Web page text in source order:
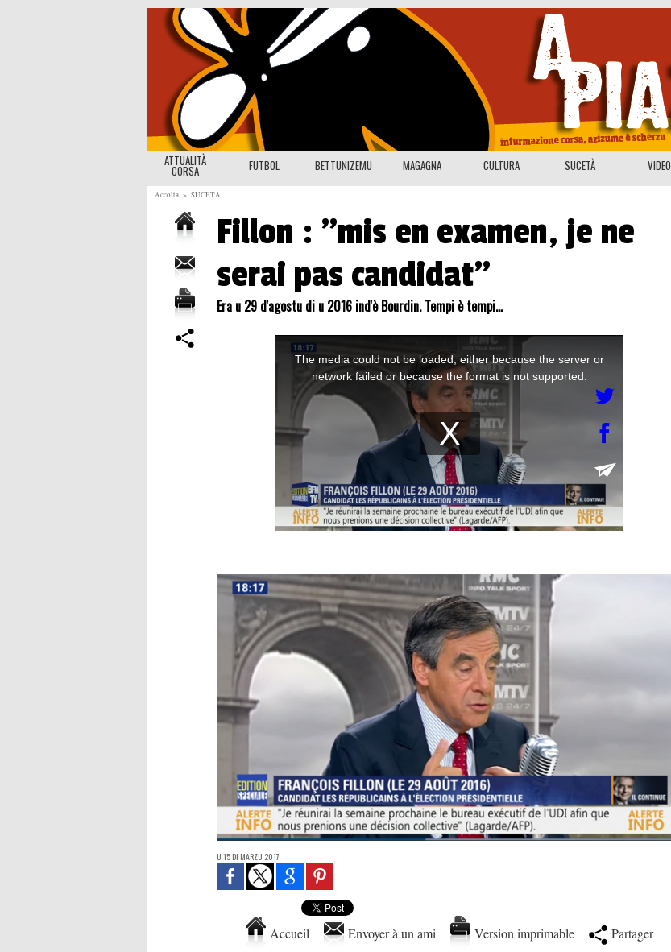
ATTUALITÀ
CORSA FUTBOL BETTUNIZEMU MAGAGNA CULTURA SUCETÀ VIDEO
Accolta > SUCETÀ
Fillon : "mis en examen, je ne
serai pas candidat"
Era u 29 d'agostu di u 2016 ind'è Bourdin. Tempi è tempi...
U 15 DI MARZU 2017
Accueil Envoyer à un ami Version imprimable Partager